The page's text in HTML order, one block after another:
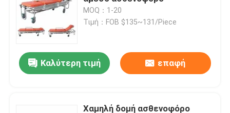
Ηλεκτρικά κρεβάτια εξέτασης
Χειρουργικός λειτουργών πίνακας
MOQ：1-20
Τιμή：FOB $135~131/Piece
Καλύτερη τιμή επαφή
Χαμηλή δομή ασθενοφόρο